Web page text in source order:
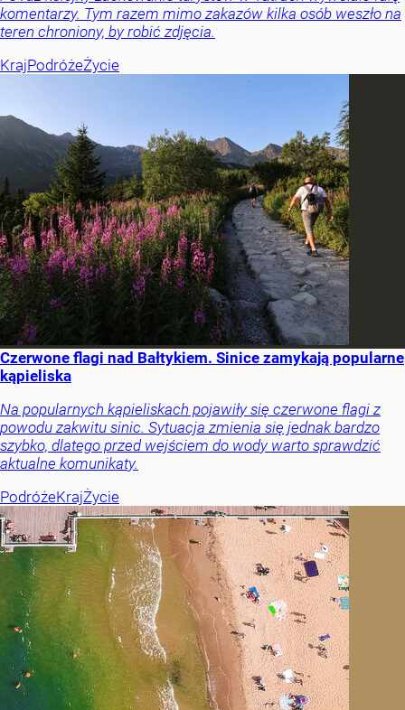
komentarzy. Tym razem mimo zakazów kilka osób weszło na
teren chroniony, by robić zdjęcia.
KrajPodróżeŻycie
Czerwone flagi nad Bałtykiem. Sinice zamykają popularne
kąpieliska
Na popularnych kąpieliskach pojawiły się czerwone flagi z
powodu zakwitu sinic. Sytuacja zmienia się jednak bardzo
szybko, dlatego przed wejściem do wody warto sprawdzić
aktualne komunikaty.
PodróżeKrajŻycie